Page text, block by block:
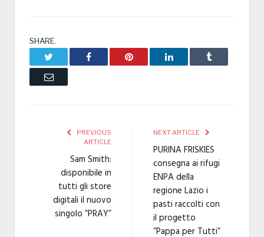
SHARE.
Facebook Pinterest LinkedIn Tumblr
Email
PREVIOUS
ARTICLE
Sam Smith:
disponibile in
tutti gli store
digitali il nuovo
singolo “PRAY”
NEXT ARTICLE
PURINA FRISKIES
consegna ai rifugi
ENPA della
regione Lazio i
pasti raccolti con
il progetto
“Pappa per Tutti”